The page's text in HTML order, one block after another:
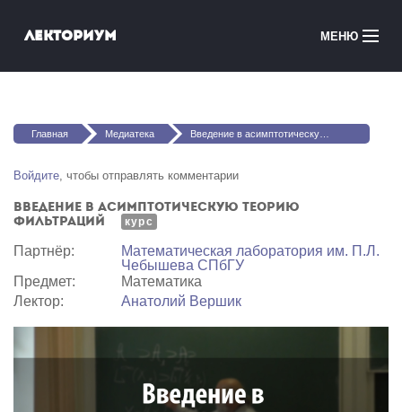
Лекториум МЕНЮ
Медиатека
Courses in English
Войти
Вы здесь
Главная Медиатека Введение в асимптотическую теорию фильтраций
Войдите, чтобы отправлять комментарии
Введение в асимптотическую теорию
фильтраций
курс
Партнёр:
Математичеcкая лаборатория им. П.Л.
Чебышева СПбГУ
Предмет:
Математика
Лектор:
Анатолий Вершик